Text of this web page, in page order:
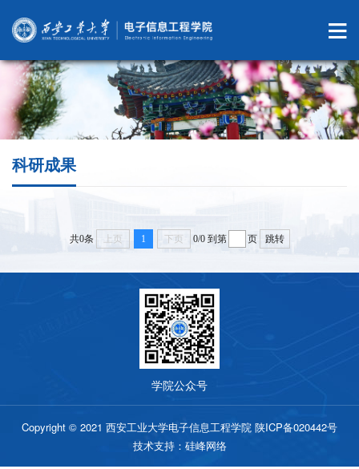
科研成果
共0条 上页 1 下页 0/0 到第 页 跳转
学院公众号
Copyright © 2021 西安工业大学电子信息工程学院 陕ICP备020442号
技术支持：硅峰网络